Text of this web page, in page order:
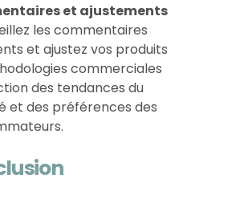
et ajustements
les commentaires
et ajustez vos produits
commerciales
des tendances du
et des préférences des